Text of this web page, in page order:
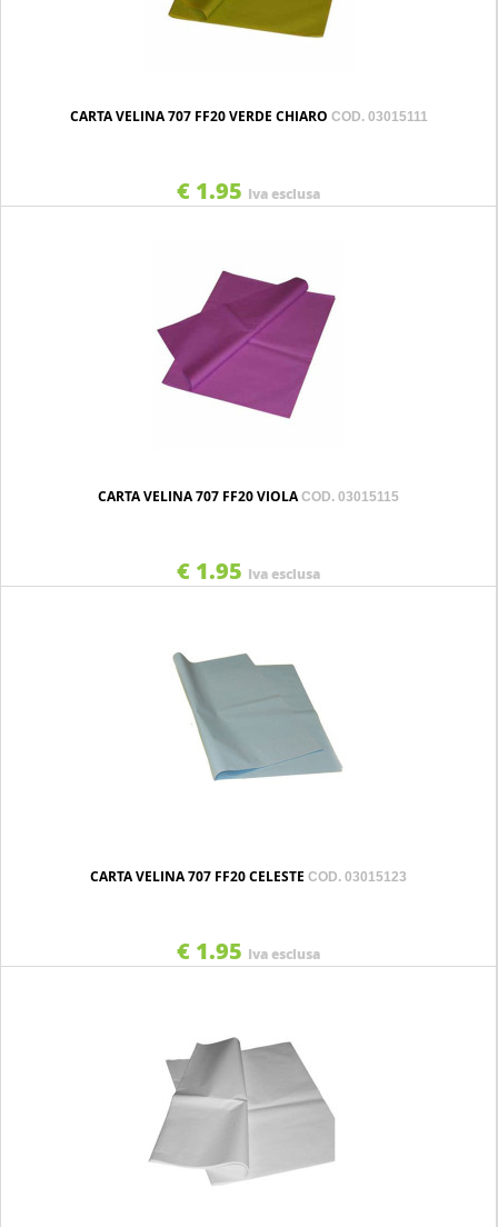
CARTA VELINA 707 FF20 VERDE CHIARO COD. 03015111
€ 1.95 Iva esclusa
CARTA VELINA 707 FF20 VIOLACOD. 03015115
€ 1.95 Iva esclusa
CARTA VELINA 707 FF20 CELESTE COD. 03015123
€ 1.95 Iva esclusa